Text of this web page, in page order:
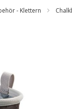
- Klettern